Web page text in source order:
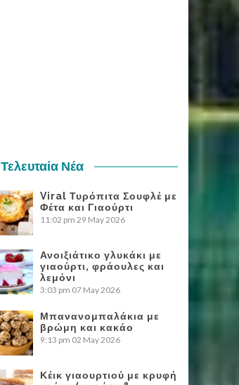
Τελευταία Νέα
Viral Τυρόπιτα Σουφλέ με
Φέτα και Γιαούρτι
11:02 pm 29 May 2026
Ανοιξιάτικο γλυκάκι με
γιαούρτι, φράουλες και
λεμόνι
3:03 pm 07 May 2026
Μπανανομπαλάκια με
βρώμη και κακάο
9:13 pm 02 May 2026
Κέικ γιαουρτιού με κρυφή